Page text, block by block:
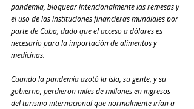
pandemia, bloquear intencionalmente las remesas y
el uso de las instituciones financieras mundiales por
parte de Cuba, dado que el acceso a dólares es
necesario para la importación de alimentos y
medicinas.
Cuando la pandemia azotó la isla, su gente, y su
gobierno, perdieron miles de millones en ingresos
del turismo internacional que normalmente irían a